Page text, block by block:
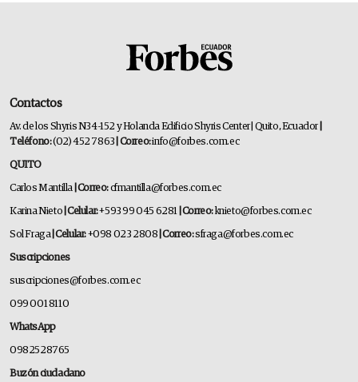
Contactos
Av. de los Shyris N34-152 y Holanda Edificio Shyris Center | Quito, Ecuador
Teléfono:(02) 452 7863 | Correo:info@forbes.com.ec
QUITO
Carlos Mantilla | Correo:cfmantilla@forbes.com.ec
Karina Nieto | Celular:+593 99 045 6281 | Correo:knieto@forbes.com.ec
Sol Fraga| Celular:+098 023 2808 | Correo:sfraga@forbes.com.ec
Suscripciones
suscripciones@forbes.com.ec
099 001 8110
WhatsApp
0982528765
Buzón ciudadano